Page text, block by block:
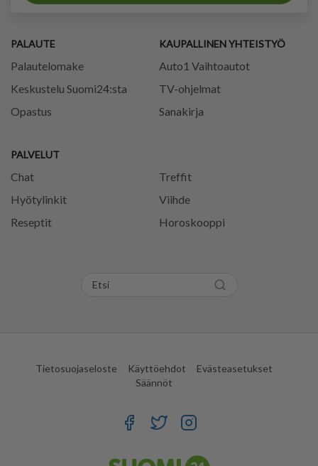
PALAUTE
Palautelomake
Keskustelu Suomi24:sta
Opastus
PALVELUT
Chat
Treffit
Hyötylinkit
Viihde
Reseptit
Horoskooppi
KAUPALLINEN YHTEISTYÖ
Auto1 Vaihtoautot
TV-ohjelmat
Sanakirja
Tietosuojaseloste Käyttöehdot
Evästeasetukset
Säännöt